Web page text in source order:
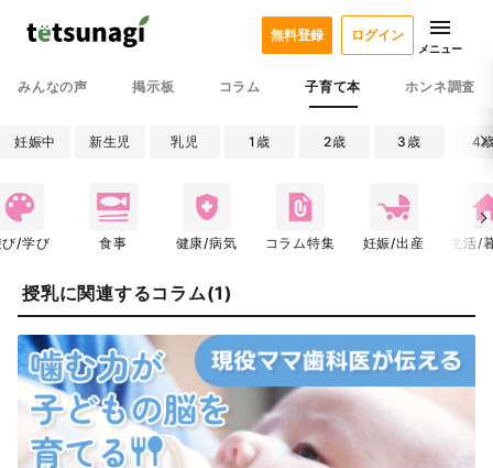
みんなの声 掲示板 コラム 子育て本 ホンネ調査
無料登録 ログイン
メニュー
妊娠中 新生児 乳児 1歳 2歳 3歳 4
び/学び 食事 健康/病気 コラム特集 妊娠/出産 生活/
授乳に関連するコラム(1)